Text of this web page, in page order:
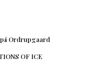
Ordrupgaard
OF ICE